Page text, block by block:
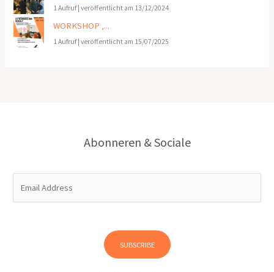
1 Aufruf|veröffentlicht am 13/12/2024
WORKSHOP ‚...
1 Aufruf|veröffentlicht am 15/07/2025
Abonneren & Sociale
SUBSCRIBE